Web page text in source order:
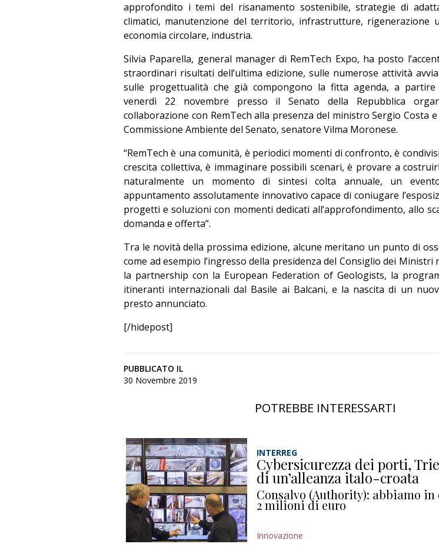
approfondito i temi del risanamento sostenibile, strategie di
climatici, manutenzione del territorio, infrastrutture, rigenerazione
economia circolare, industria.
Silvia Paparella, general manager di RemTech Expo, ha posto
straordinari risultati dell’ultima edizione, sulle numerose attività
sulle progettualità che già compongono la fitta agenda, a partire
venerdì 22 novembre presso il Senato della Repubblica
collaborazione con RemTech alla presenza del ministro Sergio Costa
Commissione Ambiente del Senato, senatore Vilma Moronese.
“RemTech è una comunità, è periodici momenti di confronto, è
crescita collettiva, è immaginare possibili scenari, è provare a
naturalmente un momento di sintesi colta annuale, un
appuntamento assolutamente innovativo capace di coniugare
progetti e soluzioni con momenti dedicati all’approfondimento, allo
domanda e offerta”.
Tra le novità della prossima edizione, alcune meritano un punto di
come ad esempio l’ingresso della presidenza del Consiglio dei Ministri
la partnership con la European Federation of Geologists, la
itineranti internazionali dal Basile ai Balcani, e la nascita di un
presto annunciato.
[/hidepost]
PUBBLICATO IL
30 Novembre 2019
POTREBBE INTERESSARTI
INTERREG
Cybersicurezza dei porti,
di un’alleanza italo-croata
Consalvo (Authority): abbiamo in
2 milioni di euro
Innovazione